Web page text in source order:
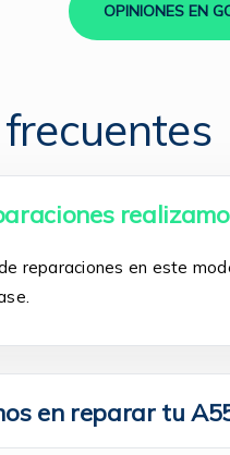
OPINIONES EN
reparaciones en este
en reparar tu